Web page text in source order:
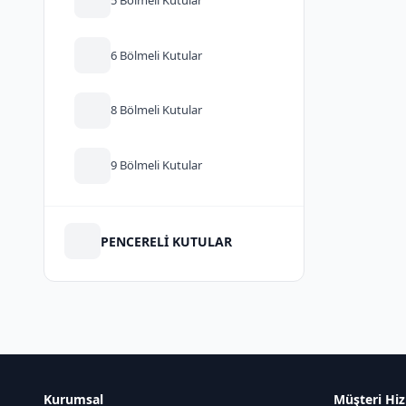
6 Bölmeli Kutular
8 Bölmeli Kutular
9 Bölmeli Kutular
PENCERELİ KUTULAR
Kurumsal Müşteri